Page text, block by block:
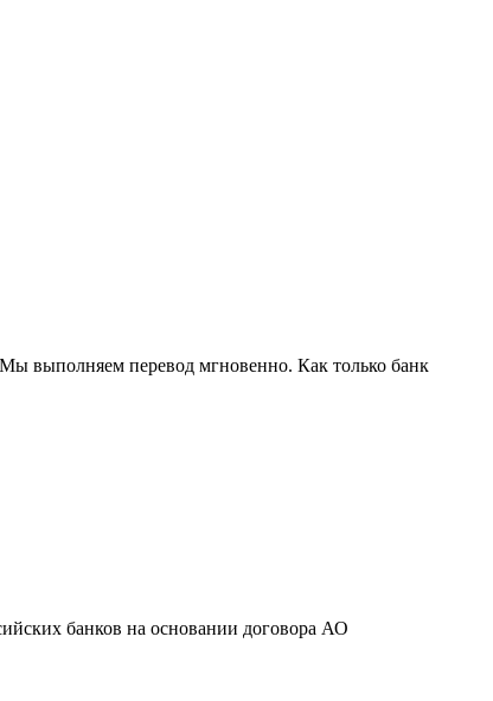
выполняем перевод мгновенно. Как только банк
банков на основании договора АО